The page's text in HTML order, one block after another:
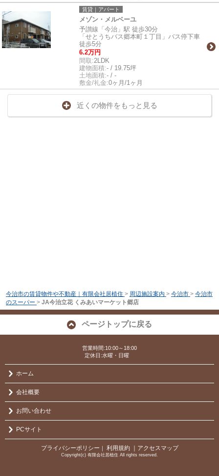
賃貸｜アパート
メゾン・メルベーユ
予讃線「今治」駅 徒歩30分
「せとうちバス郷本町１丁目」バス停下車
徒歩5分
6.2万円
間取:2LDK
建物面積:- / 19.75坪
土地面積:- / -
敷金/礼金:0ヶ月/1ヶ月
近くの物件をもっと見る
今治市の賃貸物件や不動産｜有限会社居植住 > 周辺施設案内 > 今治市 > 今治市
のスーパー > JA今治立花 くみあいマーケット郷店
ページトップに戻る
営業時間:10:00～18:00
定休日:水曜・日曜
ホーム
会社概要
お問い合わせ
PCサイト
プライバシーポリシー ｜ 利用規約 ｜アクセスマップ
Copyright(c) 有限会社居植住 All rights reserved.